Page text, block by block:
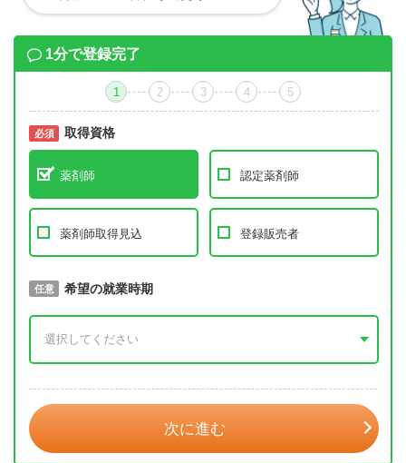
1分で登録完了
1 2 3 4 5
必須 取得資格
薬剤師 認定薬剤師
薬剤師取得見込 登録販売者
必須 取得予定年
任意 希望の就業時期
次に進む